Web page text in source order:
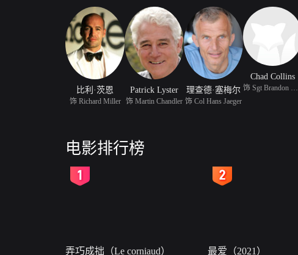
比利·茨恩
饰 Richard Miller
Patrick Lyster
饰 Martin Chandler
理查德·塞梅尔
饰 Col Hans Jaeger
Chad Collins
饰 Sgt Brandon Beckett
电影排行榜
弄巧成拙（Le corniaud） 最爱（2021）